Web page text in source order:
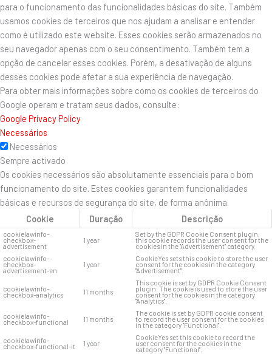
para o funcionamento das funcionalidades básicas do site. Também
usamos cookies de terceiros que nos ajudam a analisar e entender
como é utilizado este website. Esses cookies serão armazenados no
seu navegador apenas com o seu consentimento. Também tem a
opção de cancelar esses cookies. Porém, a desativação de alguns
desses cookies pode afetar a sua experiência de navegação.
Para obter mais informações sobre como os cookies de terceiros do
Google operam e tratam seus dados, consulte:
Google Privacy Policy
Necessários
Necessários
Sempre activado
Os cookies necessários são absolutamente essenciais para o bom
funcionamento do site. Estes cookies garantem funcionalidades
básicas e recursos de segurança do site, de forma anônima.
Cookie
Duração Descrição
cookielawinfo-
checkbox-
advertisement
1 year
Set by the GDPR Cookie Consent plugin,
this cookie records the user consent for the
cookies in the "Advertisement" category.
cookielawinfo-
checkbox-
advertisement-en
1 year
CookieYes sets this cookie to store the user
consent for the cookies in the category
"Advertisement".
cookielawinfo-
checkbox-analytics 11 months
This cookie is set by GDPR Cookie Consent
plugin. The cookie is used to store the user
consent for the cookies in the category
"Analytics".
cookielawinfo-
checkbox-functional 11 months
The cookie is set by GDPR cookie consent
to record the user consent for the cookies
in the category "Functional".
cookielawinfo-
checkbox-functional-it 1 year
CookieYes set this cookie to record the
user consent for the cookies in the
category "Functional".